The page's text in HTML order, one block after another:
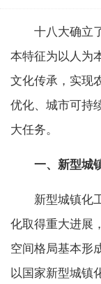
十八大确立
本特征为以人为
文化传承，实现
优化、城市可持
大任务。
一、 新型城
新型城镇化
化取得重大进展
空间格局基本形
以国家新型城镇